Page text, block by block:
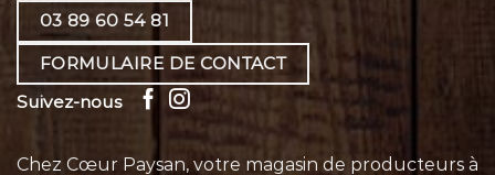
03 89 60 54 81
FORMULAIRE DE CONTACT
Suivez-nous
Chez Cœur Paysan, votre magasin de producteurs à